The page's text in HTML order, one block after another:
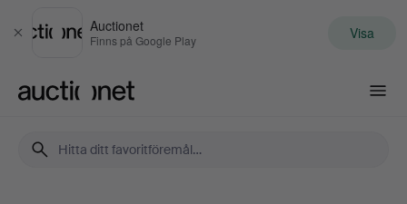
Stäng
Auctionet
Finns på Google Play Visa